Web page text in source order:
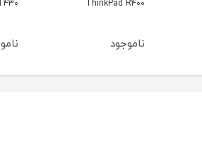
Lenovo ThinkPad T430
ناموجود